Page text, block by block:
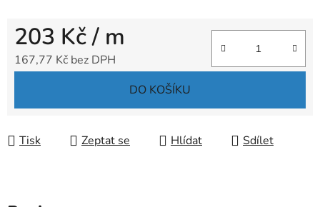
203 Kč/ m
167,77 Kč bez DPH
DO KOŠÍKU
Tisk Zeptat se Hlídat Sdílet